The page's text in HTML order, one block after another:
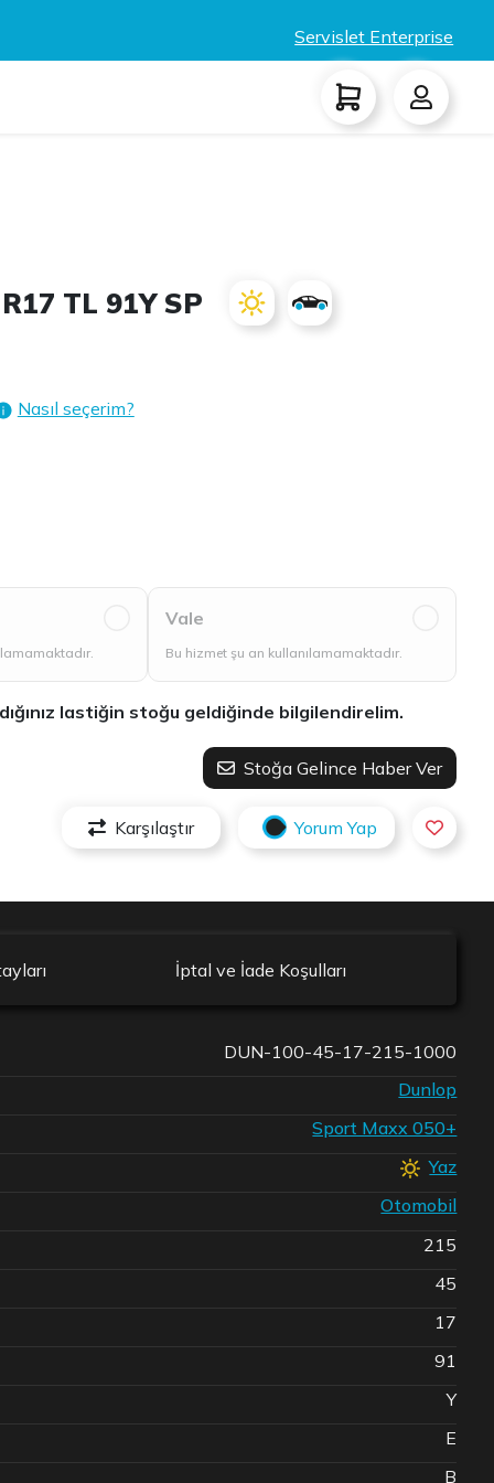
Servislet Enterprise
TL 91Y SP
Nasıl seçerim?
Vale
Bu hizmet şu an kullanılamamaktadır.
lastiğin stoğu geldiğinde bilgilendirelim.
Stoğa Gelince Haber Ver
Karşılaştır Yorum Yap
İptal ve İade Koşulları
DUN-100-45-17-215-1000
Dunlop
Sport Maxx 050+
Yaz
Otomobil
215
45
17
91
Y
E
B